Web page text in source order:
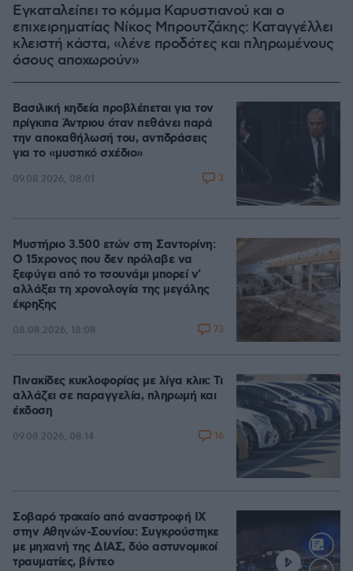
Εγκαταλείπει το κόμμα Καρυστιανού και ο
επιχειρηματίας Νίκος Μπρουτζάκης: Καταγγέλλει
κλειστή κάστα, «λένε προδότες και πληρωμένους
όσους αποχωρούν»
Βασιλική κηδεία προβλέπεται για τον
πρίγκιπα Άντριου όταν πεθάνει παρά
την αποκαθήλωσή του, αντιδράσεις
για το «μυστικό σχέδιο»
09.08.2026, 08:01 3
Μυστήριο 3.500 ετών στη Σαντορίνη:
Ο 15χρονος που δεν πρόλαβε να
ξεφύγει από το τσουνάμι μπορεί ν'
αλλάξει τη χρονολογία της μεγάλης
έκρηξης
08.08.2026, 18:08 73
Πινακίδες κυκλοφορίας με λίγα κλικ: Τι
αλλάζει σε παραγγελία, πληρωμή και
έκδοση
09.08.2026, 08:14 16
Σοβαρό τροχαίο από αναστροφή ΙΧ
στην Αθηνών-Σουνίου: Συγκρούστηκε
με μηχανή της ΔΙΑΣ, δύο αστυνομικοί
τραυματίες, βίντεο